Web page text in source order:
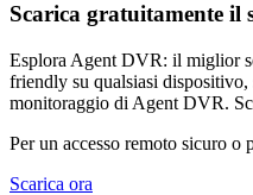
Scarica gratuitamente il
Esplora Agent DVR: il miglior
friendly su qualsiasi dispositivo,
monitoraggio di Agent DVR.
Per un accesso remoto sicuro o
Scarica ora